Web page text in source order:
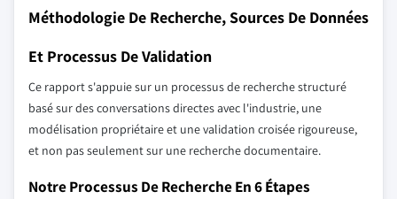
Méthodologie De Recherche, Sources De Données
Et Processus De Validation
Ce rapport s'appuie sur un processus de recherche structuré
basé sur des conversations directes avec l'industrie, une
modélisation propriétaire et une validation croisée rigoureuse,
et non pas seulement sur une recherche documentaire.
Notre Processus De Recherche En 6 Étapes